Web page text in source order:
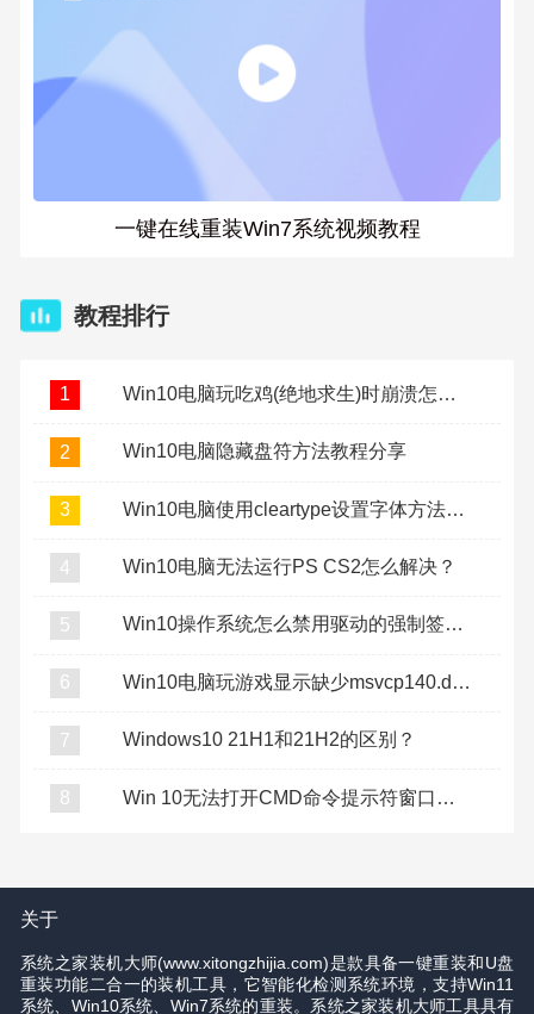
一键在线重装Win7系统视频教程
教程排行
1 Win10电脑玩吃鸡(绝地求生)时崩溃怎么办？
2 Win10电脑隐藏盘符方法教程分享
3 Win10电脑使用cleartype设置字体方法教程
4 Win10电脑无法运行PS CS2怎么解决？
5 Win10操作系统怎么禁用驱动的强制签名？
6 Win10电脑玩游戏显示缺少msvcp140.dll怎么办？
7 Windows10 21H1和21H2的区别？
8 Win 10无法打开CMD命令提示符窗口怎么办？
关于
系统之家装机大师(www.xitongzhijia.com)是款具备一键重装和U盘
重装功能二合一的装机工具，它智能化检测系统环境，支持Win11
系统、Win10系统、Win7系统的重装。系统之家装机大师工具具有